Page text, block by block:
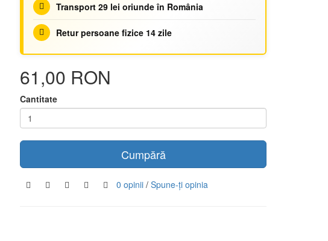
Transport 29 lei oriunde în România
Retur persoane fizice 14 zile
61,00 RON
Cantitate
Cumpără
0 opinii /Spune-ţi opinia